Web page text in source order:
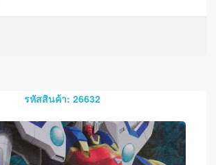
รหัสสินค้า: 26632